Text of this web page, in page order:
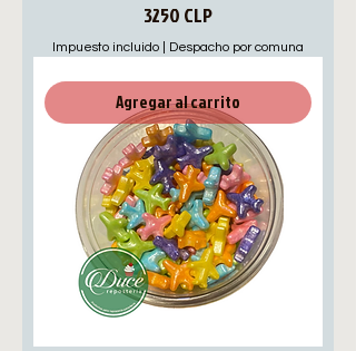
Precio
3250 CLP
Impuesto incluido Despacho por comuna
Agregar al carrito